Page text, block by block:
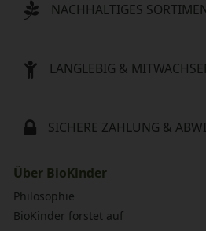
NACHHALTIGES
LANGLEBIG &
SICHERE ZAHLUNG &
Über BioKinder
Philosophie
BioKinder forstet auf